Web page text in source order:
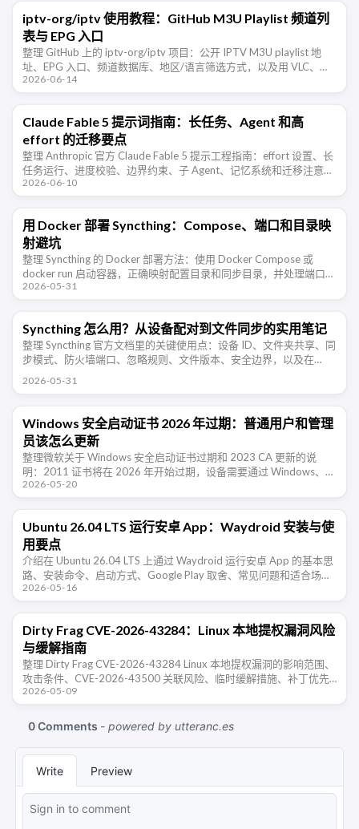
iptv-org/iptv 使用教程：GitHub M3U Playlist 频道列
表与 EPG 入口
整理 GitHub 上的 iptv-org/iptv 项目：公开 IPTV M3U playlist 地
址、EPG 入口、频道数据库、地区/语言筛选方式，以及用 VLC、
IINA、PotPlayer …
2026-06-14
Claude Fable 5 提示词指南：长任务、Agent 和高
effort 的迁移要点
整理 Anthropic 官方 Claude Fable 5 提示工程指南：effort 设置、长
任务运行、进度校验、边界约束、子 Agent、记忆系统和迁移注意事
项。
2026-06-10
用 Docker 部署 Syncthing：Compose、端口和目录映
射避坑
整理 Syncthing 的 Docker 部署方法：使用 Docker Compose 或
docker run 启动容器，正确映射配置目录和同步目录，并处理端口、
防火墙、PUID/PGID 权限和 …
2026-05-31
Syncthing 怎么用？从设备配对到文件同步的实用笔记
整理 Syncthing 官方文档里的关键使用点：设备 ID、文件夹共享、同
步模式、防火墙端口、忽略规则、文件版本、安全边界，以及在
2026-05-31
Windows 安全启动证书 2026 年过期：普通用户和管理
员该怎么更新
整理微软关于 Windows 安全启动证书过期和 2023 CA 更新的说
明：2011 证书将在 2026 年开始过期，设备需要通过 Windows、固
件或 OEM 更新迁移到新证书，避免失去后续安全 …
2026-05-20
Ubuntu 26.04 LTS 运行安卓 App：Waydroid 安装与使
用要点
介绍在 Ubuntu 26.04 LTS 上通过 Waydroid 运行安卓 App 的基本思
路、安装命令、启动方式、Google Play 取舍、常见问题和适合场
景。
2026-05-16
Dirty Frag CVE-2026-43284：Linux 本地提权漏洞风险
与缓解指南
整理 Dirty Frag CVE-2026-43284 Linux 本地提权漏洞的影响范围、
攻击条件、CVE-2026-43500 关联风险、临时缓解措施、补丁优先
级和入侵后检查建议。
2026-05-09